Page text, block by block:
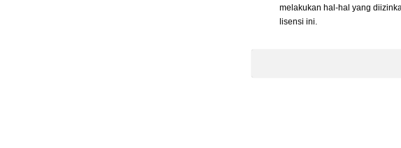
melakukan hal-hal yang
lisensi ini.